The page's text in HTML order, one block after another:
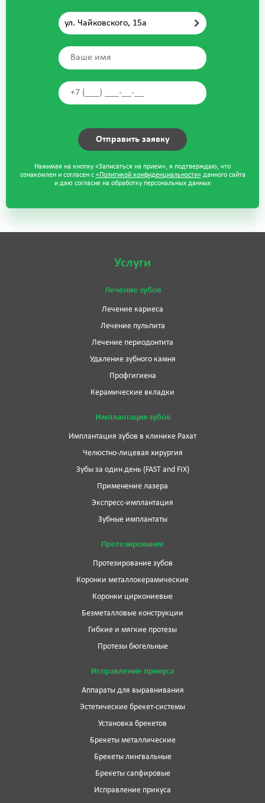
ул. Чайковского, 15а
Нажимая на кнопку «Записаться на прием», я подтверждаю, что
ознакомлен и согласен с «Политикой конфиденциальности»данного сайта
и даю согласие на обработку персональных данных
Услуги
Лечение зубов
Лечение кариеса
Лечение пульпита
Лечение периодонтита
Удаление зубного камня
Профгигиена
Керамические вкладки
Имплантация зубов
Имплантация зубов в клинике Рахат
Челюстно-лицевая хирургия
Зубы за один день (FAST and FIX)
Применение лазера
Экспресс-имплантация
Зубные имплантаты
Протезирование
Протезирование зубов
Коронки металлокерамические
Коронки циркониевые
Безметалловые конструкции
Гибкие и мягкие протезы
Протезы бюгельные
Исправление прикуса
Аппараты для выравнивания
Эстетические брекет-системы
Установка брекетов
Брекеты металлические
Брекеты лингвальные
Брекеты сапфировые
Исправление прикуса